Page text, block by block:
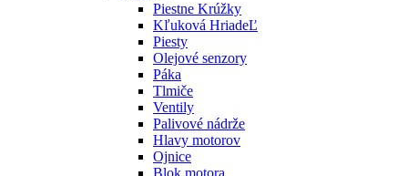
Piestne Krúžky
Kľuková HriadeĽ
Piesty
Olejové senzory
Páka
Tlmiče
Ventily
Palivové nádrže
Hlavy motorov
Ojnice